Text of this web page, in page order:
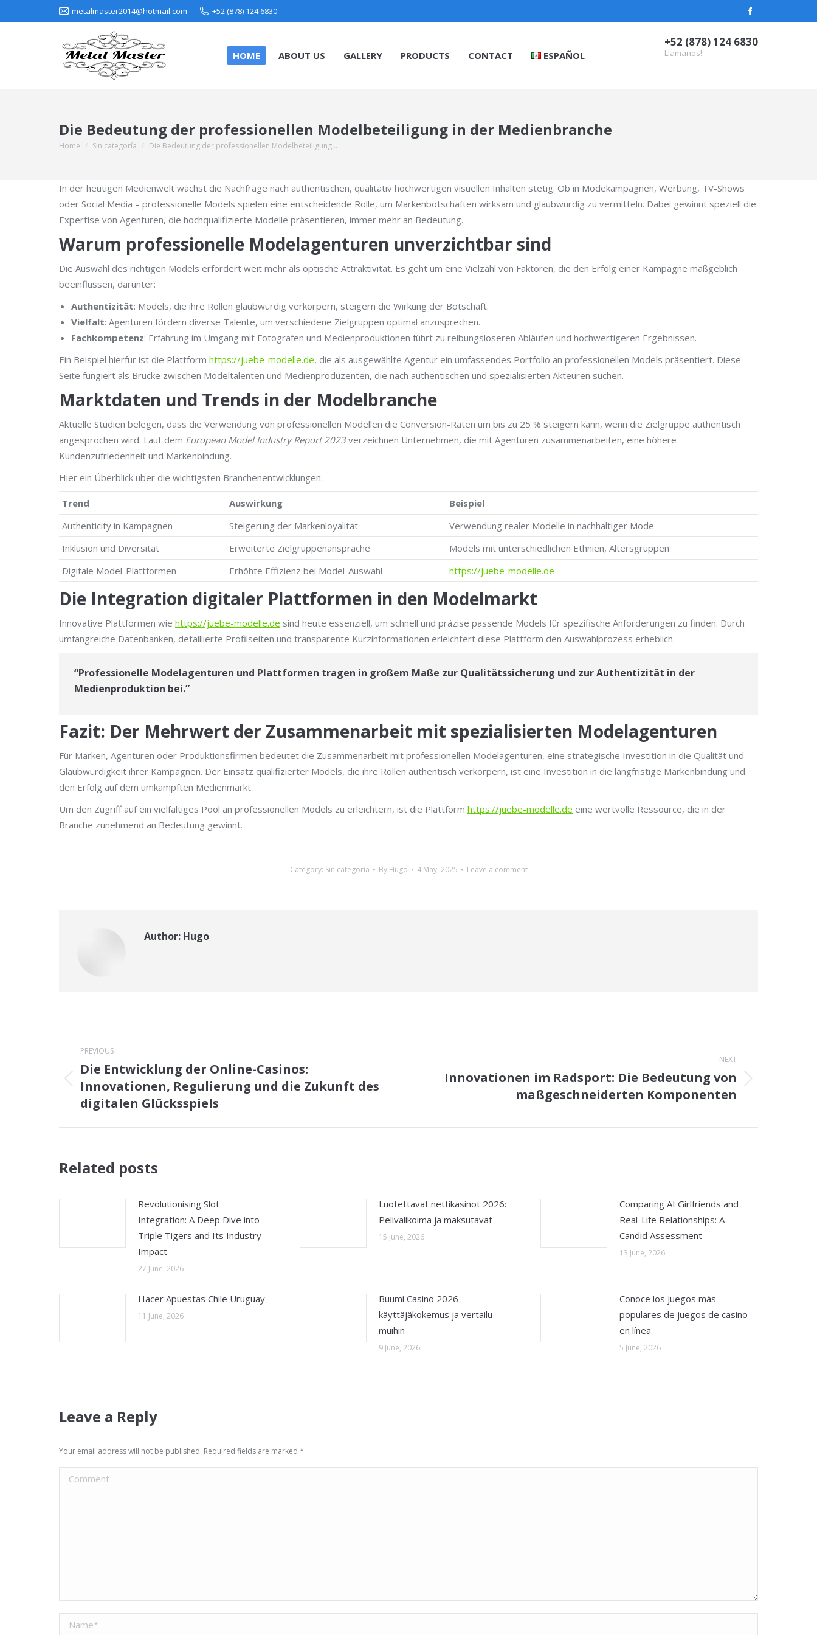
metalmaster2014@hotmail.com +52 (878) 124 6830
Facebook
opens
HOME ABOUT US GALLERY PRODUCTS CONTACT ESPAÑOL
+52 (878) 124 6830
Llamanos!
Die Bedeutung der professionellen Modelbeteiligung in der Medienbranche
You are here:
Home Sin categoría Die Bedeutung der professionellen Modelbeteiligung…
In der heutigen Medienwelt wächst die Nachfrage nach authentischen, qualitativ hochwertigen visuellen Inhalten stetig. Ob in Modekampagnen, Werbung, TV-Shows
oder Social Media – professionelle Models spielen eine entscheidende Rolle, um Markenbotschaften wirksam und glaubwürdig zu vermitteln. Dabei gewinnt speziell die
Expertise von Agenturen, die hochqualifizierte Modelle präsentieren, immer mehr an Bedeutung.
Warum professionelle Modelagenturen unverzichtbar sind
Die Auswahl des richtigen Models erfordert weit mehr als optische Attraktivität. Es geht um eine Vielzahl von Faktoren, die den Erfolg einer Kampagne maßgeblich
beeinflussen, darunter:
Authentizität: Models, die ihre Rollen glaubwürdig verkörpern, steigern die Wirkung der Botschaft.
Vielfalt: Agenturen fördern diverse Talente, um verschiedene Zielgruppen optimal anzusprechen.
Fachkompetenz: Erfahrung im Umgang mit Fotografen und Medienproduktionen führt zu reibungsloseren Abläufen und hochwertigeren Ergebnissen.
Ein Beispiel hierfür ist die Plattform https://juebe-modelle.de, die als ausgewählte Agentur ein umfassendes Portfolio an professionellen Models präsentiert. Diese
Seite fungiert als Brücke zwischen Modeltalenten und Medienproduzenten, die nach authentischen und spezialisierten Akteuren suchen.
Marktdaten und Trends in der Modelbranche
Aktuelle Studien belegen, dass die Verwendung von professionellen Modellen die Conversion-Raten um bis zu 25 % steigern kann, wenn die Zielgruppe authentisch
angesprochen wird. Laut dem European Model Industry Report 2023verzeichnen Unternehmen, die mit Agenturen zusammenarbeiten, eine höhere
Kundenzufriedenheit und Markenbindung.
Hier ein Überblick über die wichtigsten Branchenentwicklungen:
Trend Auswirkung
Beispiel
Authenticity in Kampagnen
Steigerung der Markenloyalität
Verwendung realer Modelle in nachhaltiger Mode
Inklusion und Diversität
Erweiterte Zielgruppenansprache
Models mit unterschiedlichen Ethnien, Altersgruppen
Digitale Model-Plattformen
Erhöhte Effizienz bei Model-Auswahl https://juebe-modelle.de
Die Integration digitaler Plattformen in den Modelmarkt
Innovative Plattformen wie https://juebe-modelle.de sind heute essenziell, um schnell und präzise passende Models für spezifische Anforderungen zu finden. Durch
umfangreiche Datenbanken, detaillierte Profilseiten und transparente Kurzinformationen erleichtert diese Plattform den Auswahlprozess erheblich.
“Professionelle Modelagenturen und Plattformen tragen in großem Maße zur Qualitätssicherung und zur Authentizität in der
Medienproduktion bei.”
Fazit: Der Mehrwert der Zusammenarbeit mit spezialisierten Modelagenturen
Für Marken, Agenturen oder Produktionsfirmen bedeutet die Zusammenarbeit mit professionellen Modelagenturen, eine strategische Investition in die Qualität und
Glaubwürdigkeit ihrer Kampagnen. Der Einsatz qualifizierter Models, die ihre Rollen authentisch verkörpern, ist eine Investition in die langfristige Markenbindung und
den Erfolg auf dem umkämpften Medienmarkt.
Um den Zugriff auf ein vielfältiges Pool an professionellen Models zu erleichtern, ist die Plattform https://juebe-modelle.de eine wertvolle Ressource, die in der
Branche zunehmend an Bedeutung gewinnt.
Category: Sin categoría By Hugo 4 May, 2025 Leave a comment
Author: Hugo
navigation
PREVIOUS
Previous
post:
Die Entwicklung der Online-Casinos:
Innovationen, Regulierung und die Zukunft des
digitalen Glücksspiels
NEXT
NextInnovationen im Radsport: Die Bedeutung von
maßgeschneiderten Komponenten
Related posts
Revolutionising Slot
Integration: A Deep Dive into
Triple Tigers and Its Industry
Impact
27 June, 2026
Luotettavat nettikasinot 2026:
Pelivalikoima ja maksutavat
15 June, 2026
Comparing AI Girlfriends and
Real-Life Relationships: A
Candid Assessment
13 June, 2026
Hacer Apuestas Chile Uruguay
11 June, 2026
Buumi Casino 2026 –
käyttäjäkokemus ja vertailu
muihin
9 June, 2026
Conoce los juegos más
populares de juegos de casino
en línea
5 June, 2026
Leave a Reply
Your email address will not be published. Required fields are marked *
Comment
Name *